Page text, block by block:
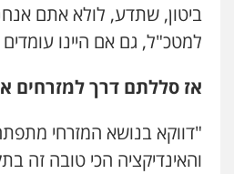
ביטון, שתדע, לולא אתם
למטכ"ל, גם אם היינו
אז סללתם דרך למזרחים
"דווקא בנושא המזרחי
והאינדיקציה הכי טובה זה